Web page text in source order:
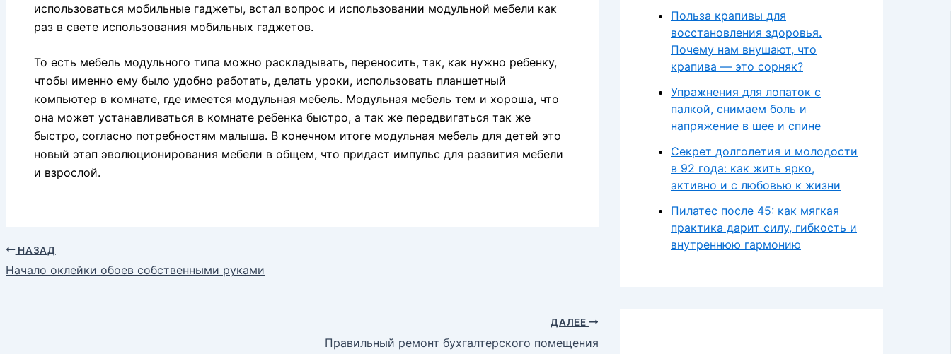
использоваться мобильные гаджеты, встал вопрос и использовании модульной мебели как
раз в свете использования мобильных гаджетов.
То есть мебель модульного типа можно раскладывать, переносить, так, как нужно ребенку,
чтобы именно ему было удобно работать, делать уроки, использовать планшетный
компьютер в комнате, где имеется модульная мебель. Модульная мебель тем и хороша, что
она может устанавливаться в комнате ребенка быстро, а так же передвигаться так же
быстро, согласно потребностям малыша. В конечном итоге модульная мебель для детей это
новый этап эволюционирования мебели в общем, что придаст импульс для развития мебели
и взрослой.
НАЗАД
Начало оклейки обоев собственными руками
ДАЛЕЕ
Правильный ремонт бухгалтерского помещения
Польза крапивы для
восстановления здоровья.
Почему нам внушают, что
крапива — это сорняк?
Упражнения для лопаток с
палкой, снимаем боль и
напряжение в шее и спине
Секрет долголетия и молодости
в 92 года: как жить ярко,
активно и с любовью к жизни
Пилатес после 45: как мягкая
практика дарит силу, гибкость и
внутреннюю гармонию